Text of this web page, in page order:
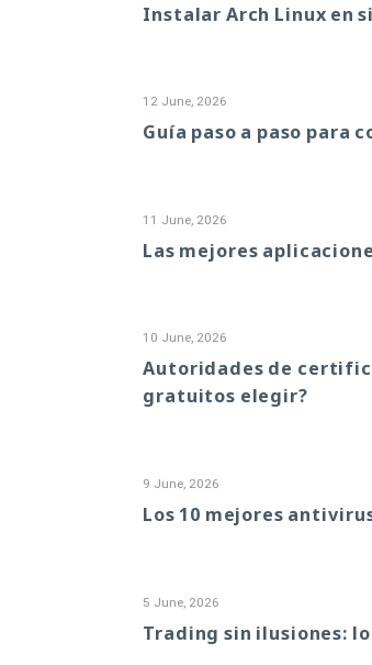
Instalar Arch Linux en
12 June, 2026
Guía paso a paso para
11 June, 2026
Las mejores
10 June, 2026
Autoridades de
gratuitos elegir?
9 June, 2026
Los 10 mejores
5 June, 2026
Trading sin ilusiones: